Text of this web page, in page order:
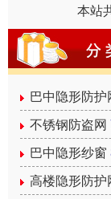
本站
巴中隐形防护
不锈钢防盗网
巴中隐形纱窗
高楼隐形防护